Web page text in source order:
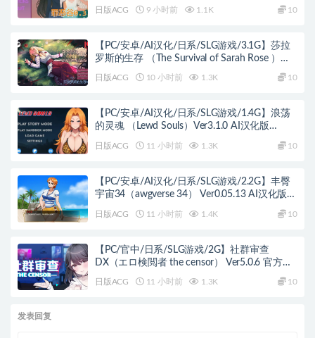
日版ACG 9 小时前 1.1K 10
【PC/安卓/AI汉化/日系/SLG游戏/3.1G】莎拉
罗斯的生存 （The Survival of Sarah Rose ）
+3.1G
日版ACG 10 小时前 1.3K 10
【PC/安卓/AI汉化/日系/SLG游戏/1.4G】浪荡
的灵魂 （Lewd Souls）Ver3.1.0 AI汉化版
日版ACG 11 小时前 1.3K 10
【PC/安卓/AI汉化/日系/SLG游戏/2.2G】丰臀
宇宙34（awgverse 34） Ver0.05.13 AI汉化版
日版ACG 11 小时前 1.4K 10
【PC/官中/日系/SLG游戏/2G】社群审查
DX（エロ検閲者 the censor） Ver5.0.6 官方中
日版ACG 11 小时前 1.3K 10
发表回复